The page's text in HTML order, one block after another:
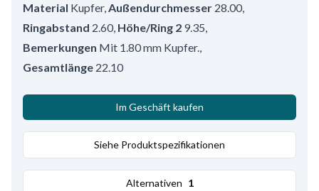
Material Kupfer,Außendurchmesser 28.00,
Ringabstand 2.60, Höhe/Ring 2 9.35,
Bemerkungen Mit 1.80 mm Kupfer.,
Gesamtlänge 22.10
Im Geschäft kaufen
Siehe Produktspezifikationen
Alternativen 1